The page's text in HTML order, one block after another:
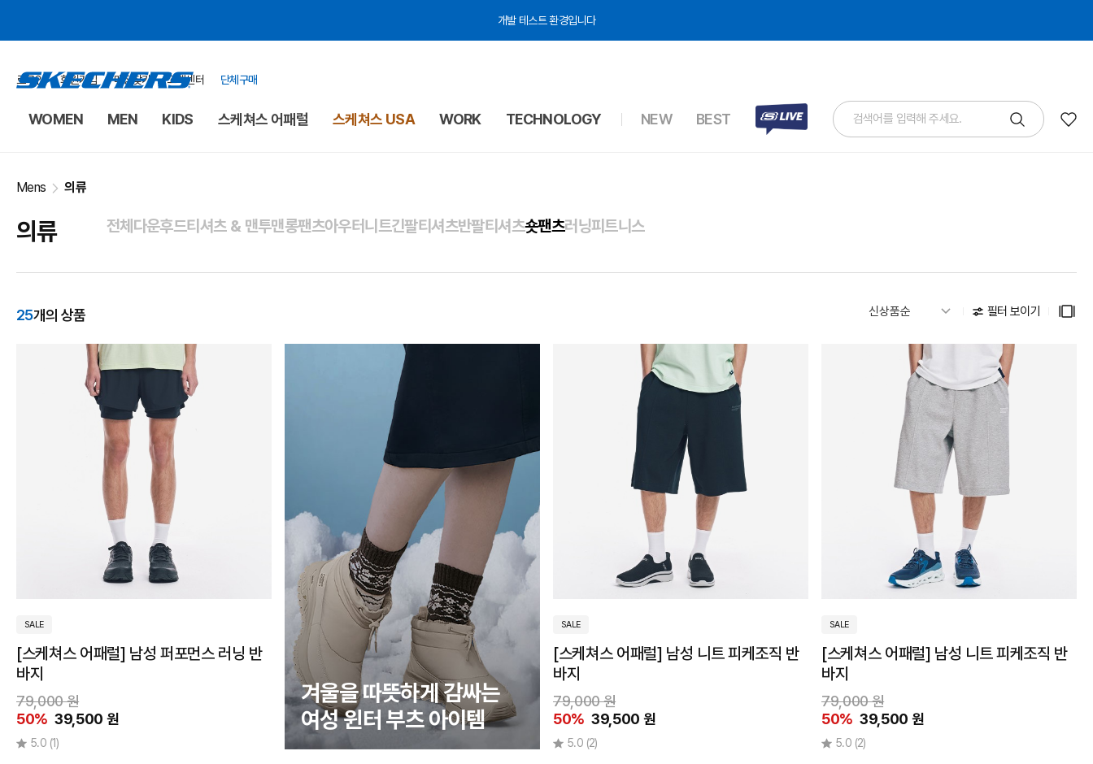
테스트 입니다
로그인 회원가입 매장찾기 고객센터 단체구매
WOMEN MEN KIDS 스케쳐스 어패럴 스케쳐스 USA WORK TECHNOLOGY NEW BEST
Mens 의류
의류 전체 다운후드티셔츠 & 맨투맨롱팬츠아우터니트긴팔티셔츠반팔티셔츠숏팬츠러닝피트니스
그
레
그
린
네
이
베
이
브
라
블
랙
블
루
25개의 상품 필터 보이기
SALE
[스케쳐스 어패럴] 남성 퍼포먼스 러닝 반
바지
79,000 원
50% 39,500 원
5.0 (1)
겨울을 따뜻하게 감싸는
여성 윈터 부츠 아이템
SALE
[스케쳐스 어패럴] 남성 니트 피케조직 반
바지
79,000 원
50% 39,500 원
5.0 (2)
SALE
[스케쳐스 어패럴] 남성 니트 피케조직 반
바지
79,000 원
50% 39,500 원
5.0 (2)